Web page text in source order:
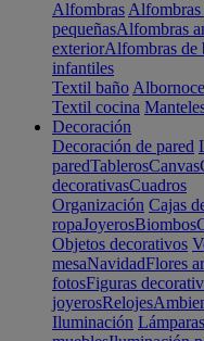
Alfombras Alfombras
pequeñasAlfombras
exteriorAlfombras de
infantiles
Textil baño
Textil cocina
Decoración
Decoración de pared
paredTablerosCanvas
decorativasCuadros
Organización Cajas
ropaJoyerosBiombos
Objetos decorativos
mesaNavidadFlores
fotosFiguras
joyerosRelojes
Iluminación Lámparas